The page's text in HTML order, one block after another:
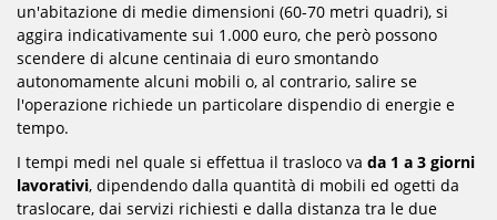
un'abitazione di medie dimensioni (60-70 metri quadri), si
aggira indicativamente sui 1.000 euro, che però possono
scendere di alcune centinaia di euro smontando
autonomamente alcuni mobili o, al contrario, salire se
l'operazione richiede un particolare dispendio di energie e
tempo.
I tempi medi nel quale si effettua il trasloco va da 1 a 3 giorni
lavorativi, dipendendo dalla quantità di mobili ed ogetti da
traslocare, dai servizi richiesti e dalla distanza tra le due